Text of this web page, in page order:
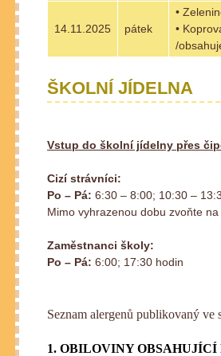
14.11.2025 pátek
•
•
/
ŠKOLNÍ JÍDELNA
Vstup do školní jídelny přes
Cizí strávníci:
Po – Pá: 6:30 – 8:00; 10:30 –
Mimo vyhrazenou dobu zvoňte
Zaměstnanci školy:
Po – Pá: 6:00; 17:30 hodin
Seznam alergenů publikovaný
1. OBILOVINY OBSAHUJÍCÍ